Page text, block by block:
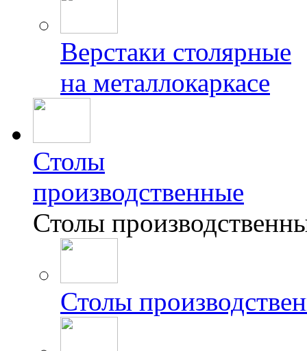
Верстаки столярные
на металлокаркасе
Столы
производственные
Столы
Столы